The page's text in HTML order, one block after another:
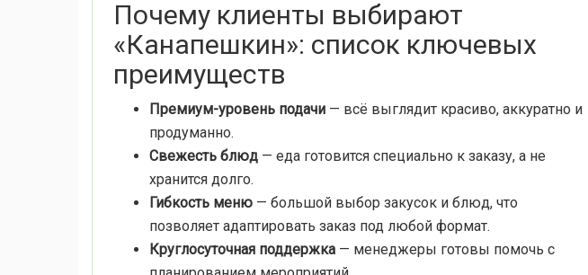
Почему клиенты выбирают
«Канапешкин»: список ключевых
преимуществ
Премиум-уровень подачи — всё выглядит красиво, аккуратно и
продуманно.
Свежесть блюд — еда готовится специально к заказу, а не
хранится долго.
Гибкость меню — большой выбор закусок и блюд, что
позволяет адаптировать заказ под любой формат.
Круглосуточная поддержка — менеджеры готовы помочь с